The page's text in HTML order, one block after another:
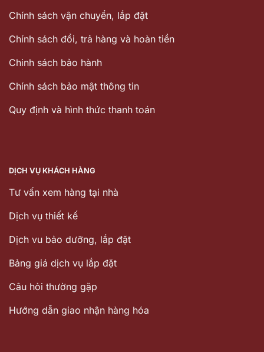
Chính sách vận chuyển, lắp đặt
Chính sách đổi, trả hàng và hoàn tiền
Chinh sách bảo hành
Chính sách bảo mật thông tin
Quy định và hình thức thanh toán
DỊCH VỤ KHÁCH HÀNG
Tư vấn xem hàng tại nhà
Dịch vụ thiết kế
Dịch vu bảo dưỡng, lắp đặt
Bảng giá dịch vụ lắp đặt
Câu hỏi thường gặp
Hướng dẫn giao nhận hàng hóa